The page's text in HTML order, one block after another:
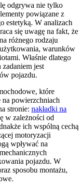
odgrywa nie tylko
powiązane z
estetyką. W analizach
się uwagę na fakt, że
różnego rodzaju
warunków
Właśnie dlatego
jest
pojazdu.
które
powierzchniach
stronie: nakładki na
w zależności od
ich wspólną cechą
motoryzacji
wpływać na
pojazdu. W
sposobu montażu,